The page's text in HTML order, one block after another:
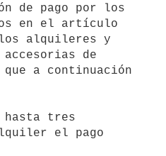
de pago por los
en el artículo
alquileres y
accesorias de
a continuación
hasta tres
el pago